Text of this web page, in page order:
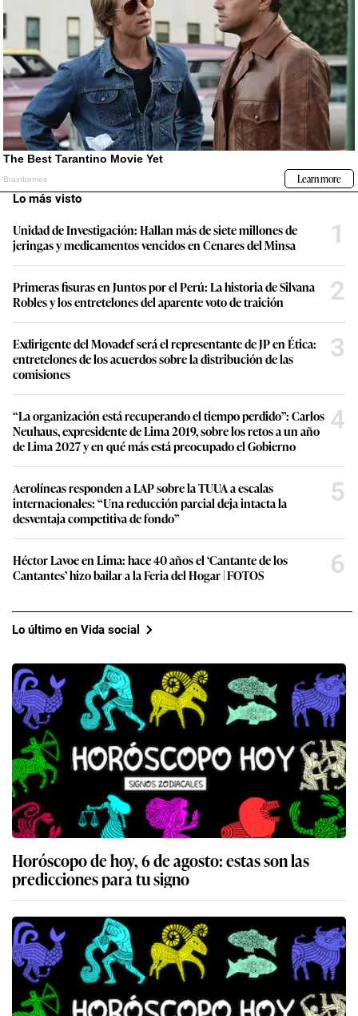
Lo más visto
Unidad de Investigación: Hallan más de siete millones de
jeringas y medicamentos vencidos en Cenares del Minsa
1
Primeras fisuras en Juntos por el Perú: La historia de Silvana
Robles y los entretelones del aparente voto de traición
2
Exdirigente del Movadef será el representante de JP en Ética:
entretelones de los acuerdos sobre la distribución de las
comisiones
3
“La organización está recuperando el tiempo perdido”: Carlos
Neuhaus, expresidente de Lima 2019, sobre los retos a un año
de Lima 2027 y en qué más está preocupado el Gobierno
4
Aerolíneas responden a LAP sobre la TUUA a escalas
internacionales: “Una reducción parcial deja intacta la
desventaja competitiva de fondo”
5
Héctor Lavoe en Lima: hace 40 años el ‘Cantante de los
Cantantes’ hizo bailar a la Feria del Hogar | FOTOS
6
Lo último en Vida social
Horóscopo de hoy, 6 de agosto: estas son las
predicciones para tu signo